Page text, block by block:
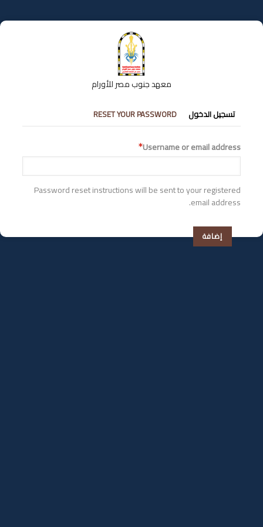
إلى
المحتوى
معهد جنوب مصر للأورام
التبويبات
الأساسية
تسجيل الدخول RESET YOUR PASSWORD
Username or email address
Password reset instructions will be sent to your registered
email address.